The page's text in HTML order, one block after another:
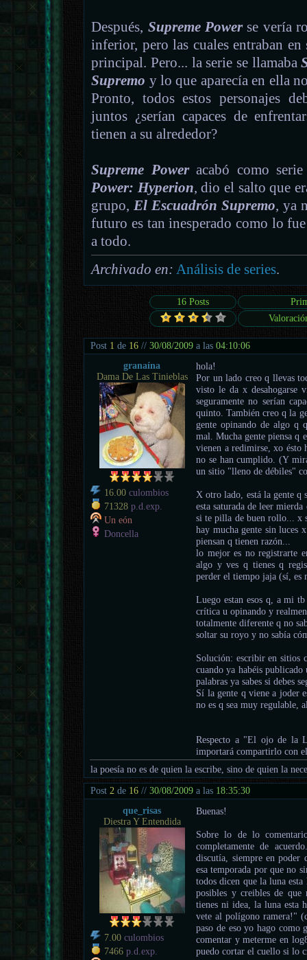
Después, Supreme Powerse vería
inferior, pero las cuales entraban
principal. Pero... la serie se llamaba
Supremo y lo que aparecía en ella
Pronto, todos estos personajes
juntos ¿serían capaces de
tienen a su alrededor?
Supreme Poweracabó como
Power: Hyperion, dio el salto que
grupo,El Escuadrón Supremo, ya
futuro es tan inesperado como lo
a todo.
Archivado en: Análisis de series.
16 Posts
Post 1 de 16 //30/08/2009 a las04:10:06
granaína
Dama De Las Tinieblas
16.00 culombios
71328 p.d.exp.
Un eón
Doncella
hola!
Por un lado creo q llevas
visto le da x desahogarse
seguramente no serían
quinto. También creo q la
gente opinando de algo q
mal. Mucha gente piensa q
vienen a redimirse, xo ésto
no se han cumplido. (Y
un sitio "lleno de débiles"
X otro lado, está la gente q
esta saturada de leer
si te pilla de buen rollo... x
hay mucha gente sin luces
piensan q tienen razón...
lo mejor es no registrarte
algo y ves q tienes q
perder el tiempo jaja (sí, es
Luego estan esos q, a mi
crítica u opinando y
totalmente diferente q no
soltar su royo y no sabía
Solución: escribir en sitios
cuando ya habéis publicado
palabras ya sabes si debes
Sí la gente q viene a joder
no es q sea muy regulable,
Respecto a "El ojo de la
importará compartirlo con
la poesía no es de quien la escribe, sino de quien la
Post 2 de 16 //30/08/2009 a las 18:35:30
que_risas
Diestra Y Entendida
7.00 culombios
7466 p.d.exp.
Buenas!
Sobre lo de lo
completamente de
discutía, siempre en poder
esa temporada por que no
todos dicen que la luna esta
posibles y creibles de que
tienes ni idea, la luna esta
vete al polígono ramera!"
paso de eso yo hago como
comentar y meterme en
puedo cortar el cuello si lo